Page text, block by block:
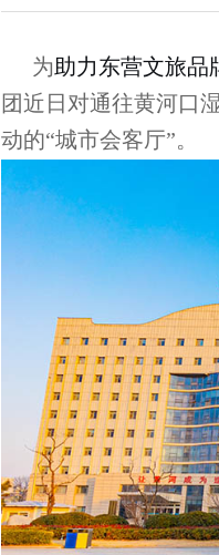
为 助力东营文旅品
团近日对通往黄河口
动的“城市会客厅”。